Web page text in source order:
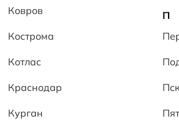
Ковров
Кострома
Котлас
Краснодар
Курган
П